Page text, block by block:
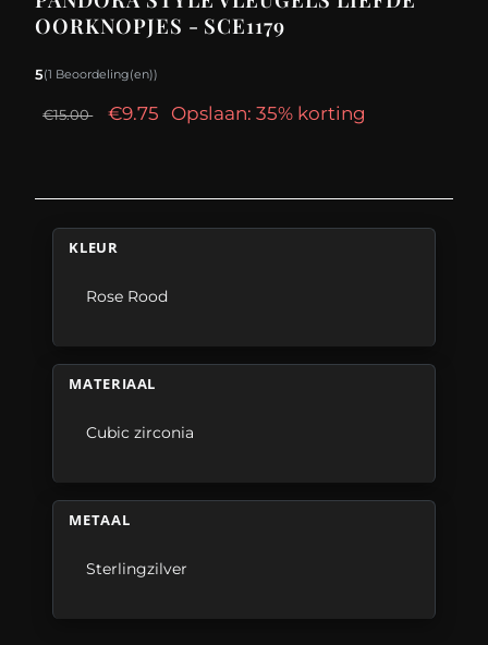
OORKNOPJES - SCE1179
5(1 Beoordeling(en))
€15.00 €9.75 Opslaan: 35% korting
KLEUR
Rose Rood
MATERIAAL
Cubic zirconia
METAAL
Sterlingzilver